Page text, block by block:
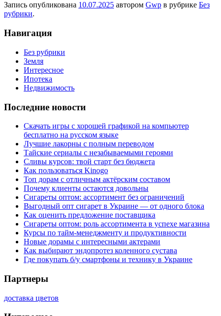
Запись опубликована 10.07.2025 автором Gwp в рубрике Без
рубрики.
Навигация
Без рубрики
Земля
Интересное
Ипотека
Недвижимость
Последние новости
Скачать игры с хорошей графикой на компьютер
бесплатно на русском языке
Лучшие лакорны с полным переводом
Тайские сериалы с незабываемыми героями
Сливы курсов: твой старт без бюджета
Как пользоваться Kinogo
Топ дорам с отличным актёрским составом
Почему клиенты остаются довольны
Сигареты оптом: ассортимент без ограничений
Выгодный опт сигарет в Украине — от одного блока
Как оценить предложение поставщика
Сигареты оптом: роль ассортимента в успехе магазина
Курсы по тайм-менеджменту и продуктивности
Новые дорамы с интересными актерами
Как выбирают эндопротез коленного сустава
Где покупать б/у смартфоны и технику в Украине
Партнеры
доставка цветов